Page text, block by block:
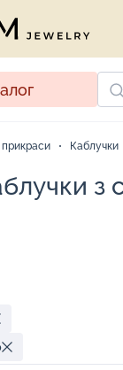
прикраси Каблучки
з